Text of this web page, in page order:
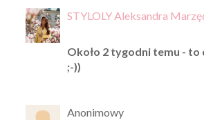
STYLOLY Aleksandra
Około 2 tygodni temu - to
;-))
Anonimowy